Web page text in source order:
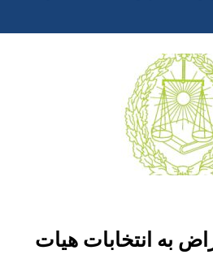
به انتخابات هیات